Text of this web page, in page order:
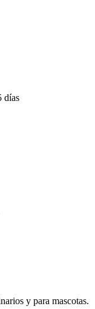
días
y para mascotas.